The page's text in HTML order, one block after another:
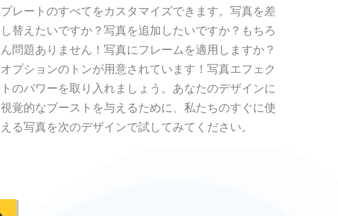
プレートのすべてをカスタマイズできます。写真を差
し替えたいですか？写真を追加したいですか？もちろ
ん問題ありません！写真にフレームを適用しますか？
オプションのトンが用意されています！写真エフェク
トのパワーを取り入れましょう。あなたのデザインに
視覚的なブーストを与えるために、私たちのすぐに使
える写真を次のデザインで試してみてください。